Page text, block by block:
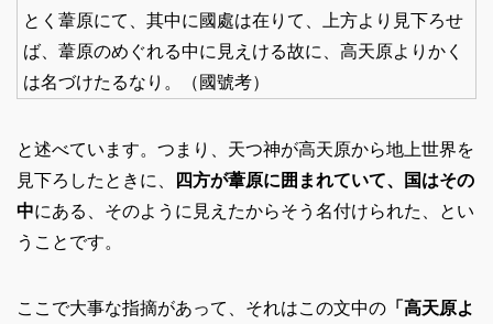
とく葦原にて、其中に國處は在りて、上方より見下ろせ
ば、葦原のめぐれる中に見えける故に、高天原よりかく
は名づけたるなり。（國號考）
と述べています。つまり、天つ神が高天原から地上世界を
見下ろしたときに、
四方が葦原に囲まれていて、国はその
中にある、そのように見えたからそう名付けられた、とい
うことです。
ここで大事な指摘があって、それはこの文中の 「高天原よ